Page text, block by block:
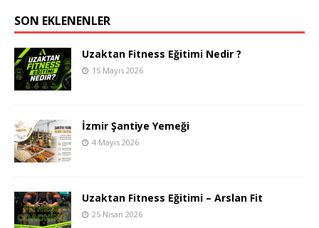
SON EKLENENLER
Uzaktan Fitness Eğitimi Nedir ?
15 Mayıs 2026
İzmir Şantiye Yemeği
4 Mayıs 2026
Uzaktan Fitness Eğitimi – Arslan Fit
25 Nisan 2026